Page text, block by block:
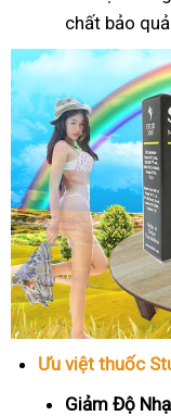
chất bảo
Ưu việt thuốc
Giảm Độ